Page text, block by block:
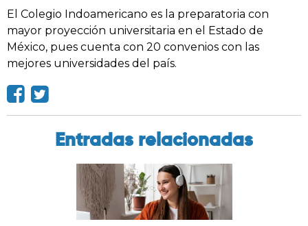
El Colegio Indoamericano es la preparatoria con
mayor proyección universitaria en el Estado de
México, pues cuenta con 20 convenios con las
mejores universidades del país.
Entradas relacionadas